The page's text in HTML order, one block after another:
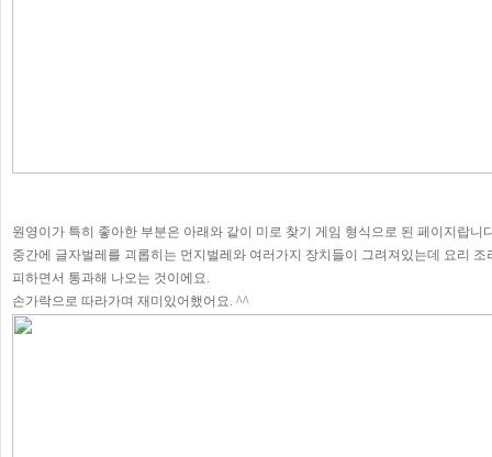
원영이가 특히 좋아한 부분은 아래와 같이 미로 찾기 게임 형식으로 된 페이지랍니
중간에 글자벌레를 괴롭히는 먼지벌레와 여러가지 장치들이 그려져있는데 요리 조
피하면서 통과해 나오는 것이에요.
손가락으로 따라가며 재미있어했어요. ^^